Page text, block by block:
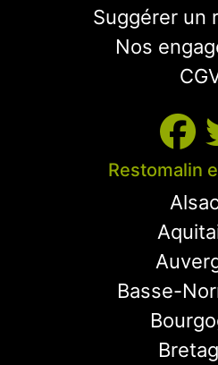
Suggérer un
Nos
Restomalin
Basse-